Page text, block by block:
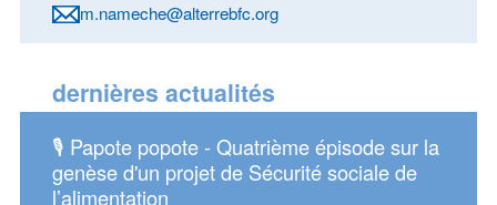
m.nameche@alterrebfc.org
dernières actualités
- Quatrième épisode sur la
de Sécurité sociale de
📅 Assises européennes
énergétique 2026